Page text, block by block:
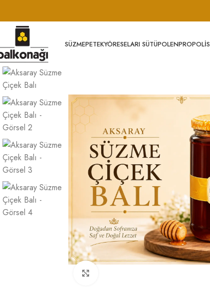
SÜZMEPETEKYÖRESELARI SÜTÜPOLENPROPOLIS